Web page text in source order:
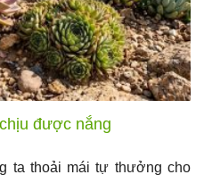
được nắng
ta thoải mái tự thưởng cho